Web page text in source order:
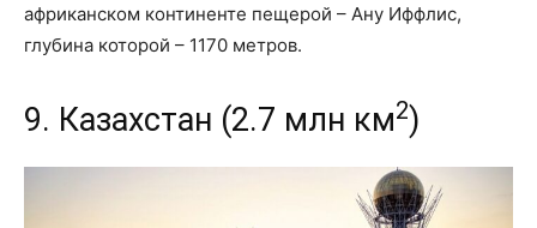
африканском континенте пещерой – Ану Иффлис,
глубина которой – 1170 метров.
9. Казахстан (2.7 млн км2)